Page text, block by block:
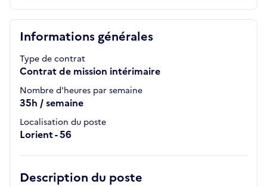
Informations générales
Type de contrat
Contrat de mission intérimaire
Nombre d'heures par semaine
35h / semaine
Localisation du poste
Lorient - 56
Description du poste